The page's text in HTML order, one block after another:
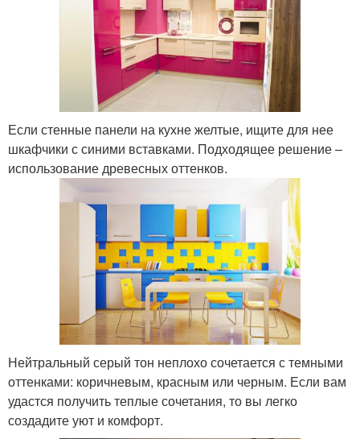
Если стенные панели на кухне желтые, ищите для нее
шкафчики с синими вставками. Подходящее решение –
использование древесных оттенков.
Нейтральный серый тон неплохо сочетается с темными
оттенками: коричневым, красным или черным. Если вам
удастся получить теплые сочетания, то вы легко
создадите уют и комфорт.